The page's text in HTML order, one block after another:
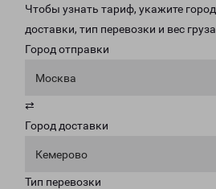
Чтобы узнать тариф, укажите
доставки, тип перевозки и вес груза.
Город отправки
Москва
⇄
Город доставки
Кемерово
Тип перевозки